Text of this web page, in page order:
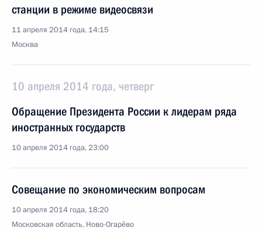
станции в режиме видеосвязи
11 апреля 2014 года, 14:15
Москва
10 апреля 2014 года, четверг
Обращение Президента России к лидерам ряда
иностранных государств
10 апреля 2014 года, 23:00
Совещание по экономическим вопросам
10 апреля 2014 года, 18:20
Московская область, Ново-Огарёво